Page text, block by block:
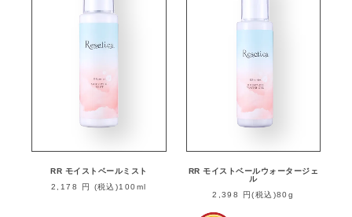
RR モイストベールミスト
2,178 円 (税込)100ml
RR モイストベールウォータージェ
ル
2,398 円(税込)80g